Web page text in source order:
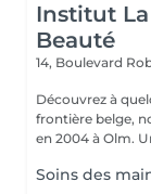
Institut
Beauté
14, Boulevard
Découvrez à
frontière belge,
en
Soins des